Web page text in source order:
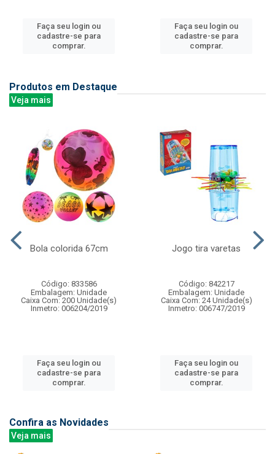
Faça seu login ou
cadastre-se para
comprar.
Faça seu login ou
cadastre-se para
comprar.
Produtos em Destaque
Veja mais
Bola colorida 67cm
Código: 833586
Embalagem: Unidade
Caixa Com: 200 Unidade(s)
Inmetro: 006204/2019
Faça seu login ou
cadastre-se para
comprar.
Jogo tira varetas
Código: 842217
Embalagem: Unidade
Caixa Com: 24 Unidade(s)
Inmetro: 006747/2019
Faça seu login ou
cadastre-se para
comprar.
Confira as Novidades
Veja mais